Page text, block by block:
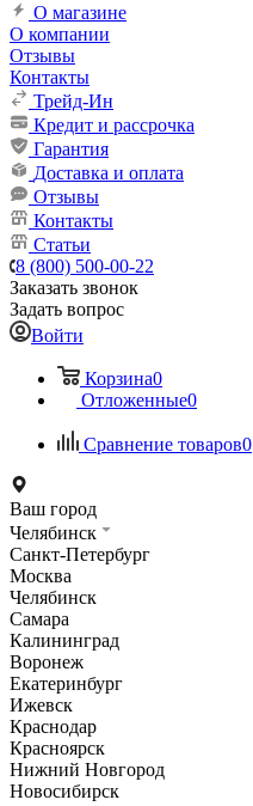
О магазине
О компании
Отзывы
Контакты
Трейд-Ин
Кредит и рассрочка
Гарантия
Доставка и оплата
Отзывы
Контакты
Статьи
8 (800) 500-00-22
Заказать звонок
Задать вопрос
Войти
Корзина0
Отложенные0
Сравнение товаров0
Ваш город
Челябинск
Санкт-Петербург
Москва
Челябинск
Самара
Калининград
Воронеж
Екатеринбург
Ижевск
Краснодар
Красноярск
Нижний Новгород
Новосибирск